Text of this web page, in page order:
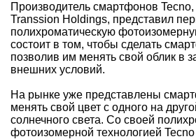
Производитель смартфонов
Transsion Holdings, представил
полихроматическую
состоит в том, чтобы сделать
позволив им менять свой облик в
внешних условий.
На рынке уже представлены
менять свой цвет с одного на
солнечного света. Со своей
фотоизомерной технологией